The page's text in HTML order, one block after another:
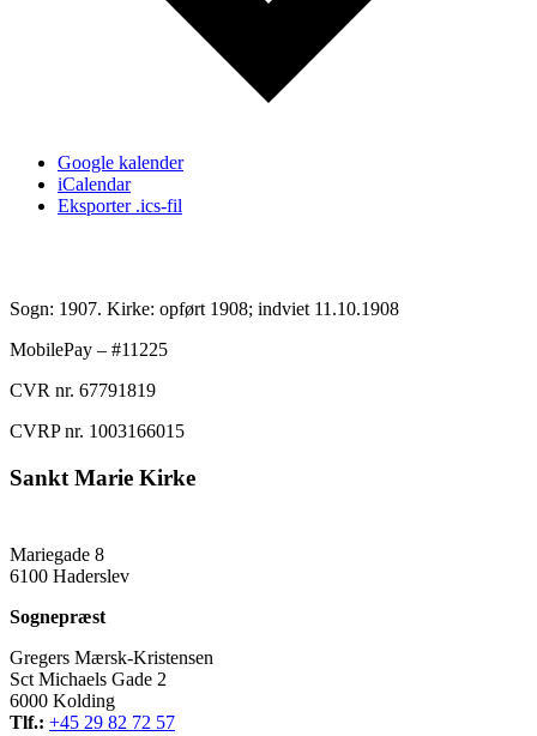
Google kalender
iCalendar
Eksporter .ics-fil
Sogn: 1907. Kirke: opført 1908; indviet 11.10.1908
MobilePay – #11225
CVR nr. 67791819
CVRP nr. 1003166015
Sankt Marie Kirke
Mariegade 8
6100 Haderslev
Sognepræst
Gregers Mærsk-Kristensen
Sct Michaels Gade 2
6000 Kolding
Tlf.: +45 29 82 72 57